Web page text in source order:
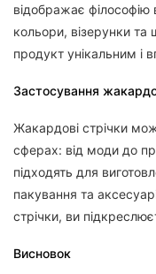
відображає
кольори, візерунки
продукт унікальним і
Застосування
Жакардові стрічки
сферах: від моди до
підходять для
пакування та
стрічки, ви
Висновок